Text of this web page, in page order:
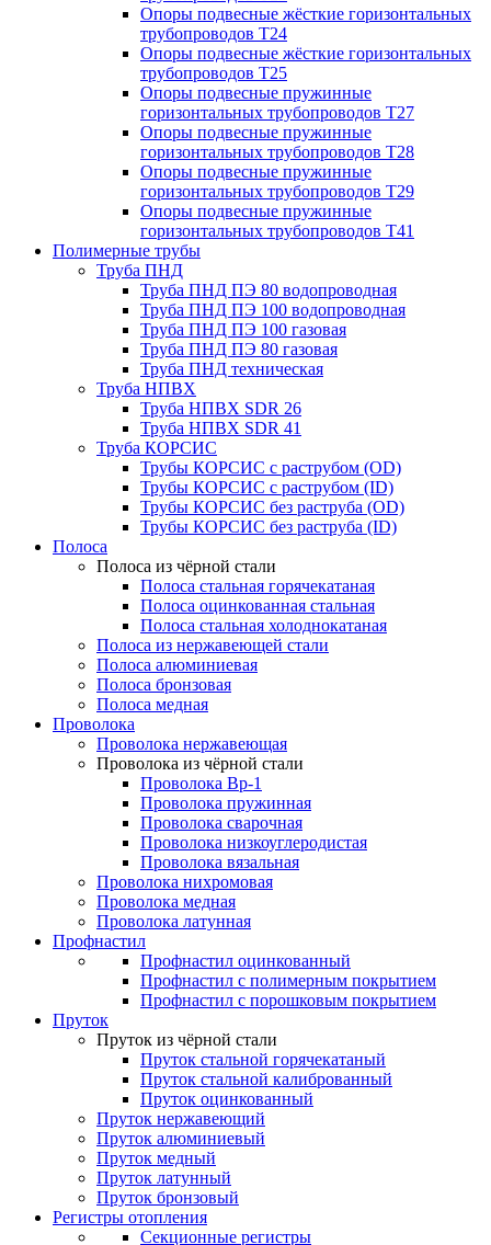
Опоры подвесные жёсткие горизонтальных
трубопроводов Т24
Опоры подвесные жёсткие горизонтальных
трубопроводов Т25
Опоры подвесные пружинные
горизонтальных трубопроводов Т27
Опоры подвесные пружинные
горизонтальных трубопроводов Т28
Опоры подвесные пружинные
горизонтальных трубопроводов Т29
Опоры подвесные пружинные
горизонтальных трубопроводов Т41
Полимерные трубы
Труба ПНД
Труба ПНД ПЭ 80 водопроводная
Труба ПНД ПЭ 100 водопроводная
Труба ПНД ПЭ 100 газовая
Труба ПНД ПЭ 80 газовая
Труба ПНД техническая
Труба НПВХ
Труба НПВХ SDR 26
Труба НПВХ SDR 41
Труба КОРСИС
Трубы КОРСИС с раструбом (OD)
Трубы КОРСИС с раструбом (ID)
Трубы КОРСИС без раструба (OD)
Трубы КОРСИС без раструба (ID)
Полоса
Полоса из чёрной стали
Полоса стальная горячекатаная
Полоса оцинкованная стальная
Полоса стальная холоднокатаная
Полоса из нержавеющей стали
Полоса алюминиевая
Полоса бронзовая
Полоса медная
Проволока
Проволока нержавеющая
Проволока из чёрной стали
Проволока Вр-1
Проволока пружинная
Проволока сварочная
Проволока низкоуглеродистая
Проволока вязальная
Проволока нихромовая
Проволока медная
Проволока латунная
Профнастил
Профнастил оцинкованный
Профнастил с полимерным покрытием
Профнастил с порошковым покрытием
Пруток
Пруток из чёрной стали
Пруток стальной горячекатаный
Пруток стальной калиброванный
Пруток оцинкованный
Пруток нержавеющий
Пруток алюминиевый
Пруток медный
Пруток латунный
Пруток бронзовый
Регистры отопления
Секционные регистры